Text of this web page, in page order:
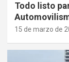
Todo listo
15 de marzo de